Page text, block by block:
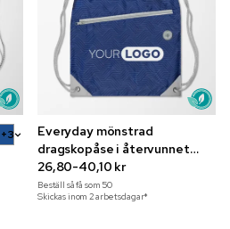
+3
Everyday mönstrad
dragskopåse i återvunnet
material
26,80-40,10 kr
Beställ så få som 50
Skickas inom 2 arbetsdagar*